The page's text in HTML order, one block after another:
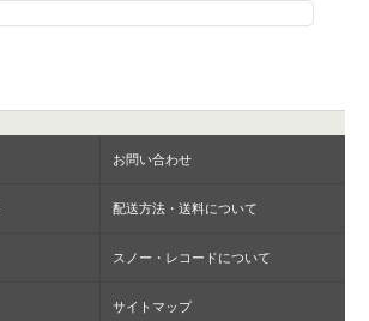
お問い合わせ
配送方法・送料について
スノー・レコードについて
サイトマップ